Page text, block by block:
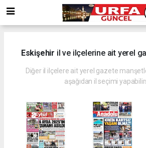
Eskişehir il ve ilçelerine ait yerel
Diğer il ilçelere ait yerel gazete
aşağıdan il seçimi